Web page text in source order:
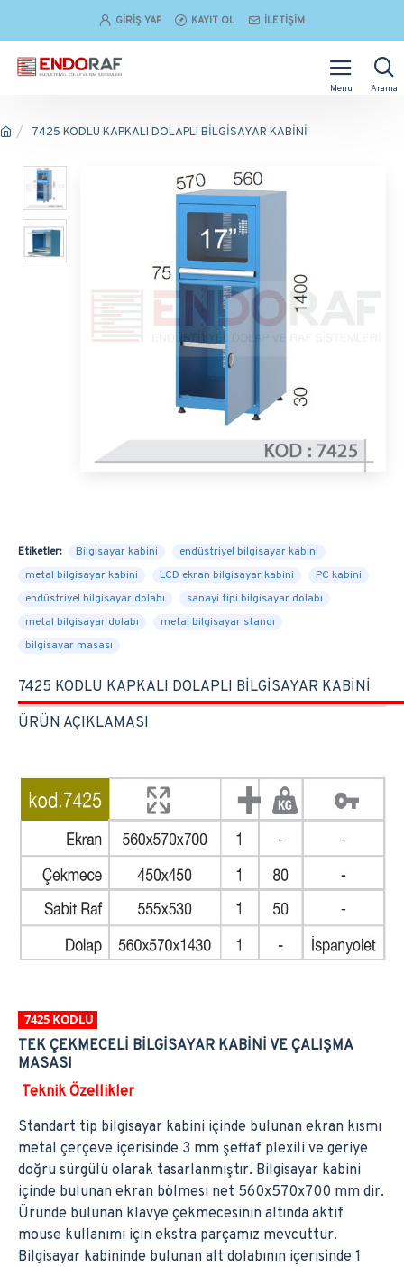
GIRIŞ YAP KAYIT OL İLETIŞIM
7425 KODLU KAPKALI DOLAPLI BİLGİSAYAR KABİNİ
Etiketler: Bilgisayar kabini
endüstriyel bilgisayar kabini
metal bilgisayar kabini
LCD ekran bilgisayar kabini
PC kabini
endüstriyel bilgisayar dolabı
sanayi tipi bilgisayar dolabı
metal bilgisayar dolabı
metal bilgisayar standı
bilgisayar masası
7425 KODLU KAPKALI DOLAPLI BİLGİSAYAR KABİNİ
ÜRÜN AÇIKLAMASI
7425 KODLU
TEK ÇEKMECELİ BİLGİSAYAR KABİNİ VE ÇALIŞMA
MASASI
Teknik Özellikler
Standart tip bilgisayar kabini içinde bulunan ekran kısmı
metal çerçeve içerisinde 3 mm şeffaf plexili ve geriye
doğru sürgülü olarak tasarlanmıştır. Bilgisayar kabini
içinde bulunan ekran bölmesi net 560x570x700 mm dir.
Üründe bulunan klavye çekmecesinin altında aktif
mouse kullanımı için ekstra parçamız mevcuttur.
Bilgisayar kabininde bulunan alt dolabının içerisinde 1